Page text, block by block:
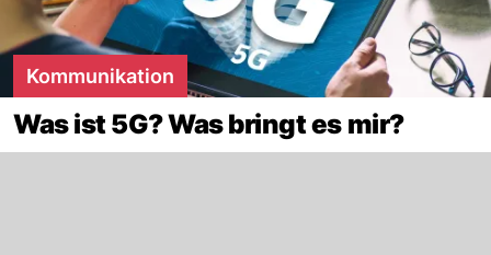
Kommunikation
Was ist 5G? Was bringt es mir?